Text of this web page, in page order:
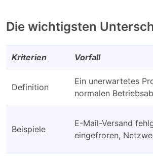
Die wichtigsten
Kriterien Vorfall
Definition
Ein unerwartetes
normalen
Beispiele
E-Mail-Versand
eingefroren,